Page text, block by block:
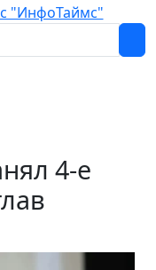
4-е